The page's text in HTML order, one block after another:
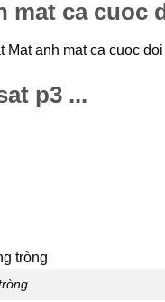
mat ca cuoc
anh mat ca cuoc
p3 ...